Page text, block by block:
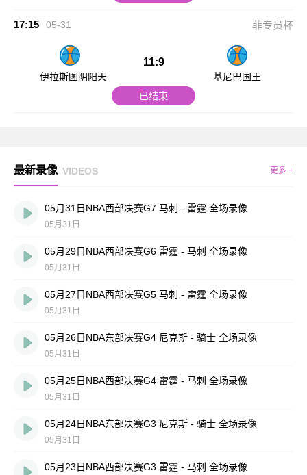
17:15 05-31 菲专员杯
伊拉斯图阴阳天
11:9
基尼巴国王
已结束
最新录像 VIDEOS 更多 +
05月31日NBA西部决赛G7 马刺 - 雷霆 全场录像
05月31日
05月29日NBA西部决赛G6 雷霆 - 马刺 全场录像
05月31日
05月27日NBA西部决赛G5 马刺 - 雷霆 全场录像
05月31日
05月26日NBA东部决赛G4 尼克斯 - 骑士 全场录像
05月31日
05月25日NBA西部决赛G4 雷霆 - 马刺 全场录像
05月31日
05月24日NBA东部决赛G3 尼克斯 - 骑士 全场录像
05月31日
05月23日NBA西部决赛G3 雷霆 - 马刺 全场录像